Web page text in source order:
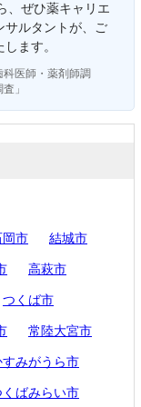
、ぜひ薬キャリエ
サルタントが、ご
ます。
医師・薬剤師調
」
岡市 結城市
高萩市
つくば市
常陸大宮市
すみがうら市
くばみらい市